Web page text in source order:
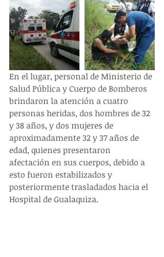
En el lugar, personal de Ministerio de
Salud Pública y Cuerpo de Bomberos
brindaron la atención a cuatro
personas heridas, dos hombres de 32
y 38 años, y dos mujeres de
aproximadamente 32 y 37 años de
edad, quienes presentaron
afectación en sus cuerpos, debido a
esto fueron estabilizados y
posteriormente trasladados hacia el
Hospital de Gualaquiza.